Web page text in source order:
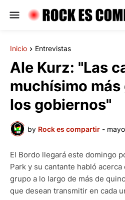
Inicio Entrevistas
Ale Kurz: "Las
muchísimo
los gobiernos"
by Rock es compartir -
El Bordo llegará este domingo
Park y su cantante habló
grupo a lo largo de más de
que desean transmitir en cada